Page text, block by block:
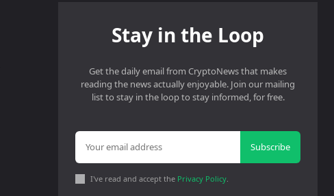
Stay in the Loop
Get the daily email from CryptoNews that makes
reading the news actually enjoyable. Join our mailing
list to stay in the loop to stay informed, for free.
Subscribe
I've read and accept the Privacy Policy.